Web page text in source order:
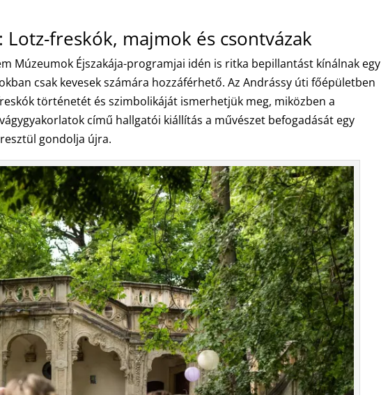
Lotz-freskók, majmok és csontvázak
Múzeumok Éjszakája-programjai idén is ritka bepillantást kínálnak egy
csak kevesek számára hozzáférhető. Az Andrássy úti főépületben
történetét és szimbolikáját ismerhetjük meg, miközben a
című hallgatói kiállítás a művészet befogadását egy
gondolja újra.